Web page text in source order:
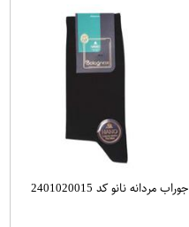
جوراب مردانه نانو کد 2401020015